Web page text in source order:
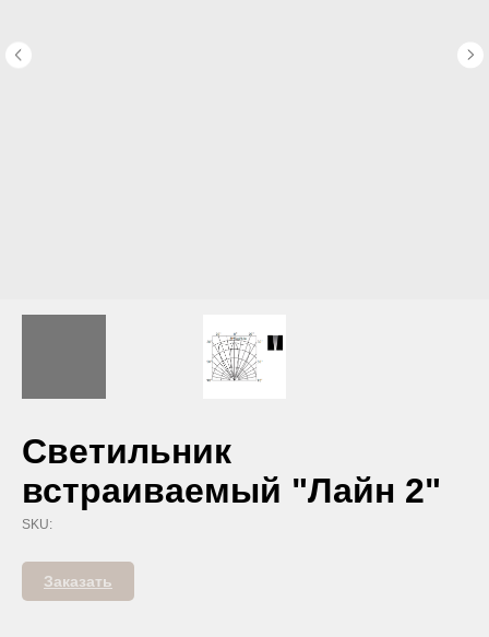
Светильник
встраиваемый "Лайн 2"
SKU:
Заказать